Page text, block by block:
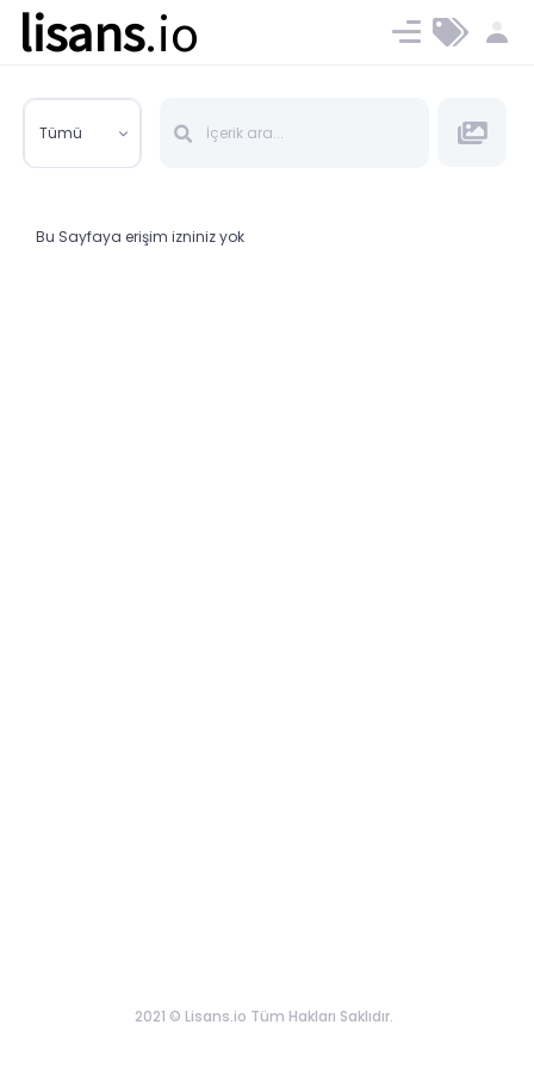
lisans.io Ücret ve Planlar
Tümü
Bu Sayfaya erişim izniniz yok
2021 © Lisans.io Tüm Hakları Saklıdır.